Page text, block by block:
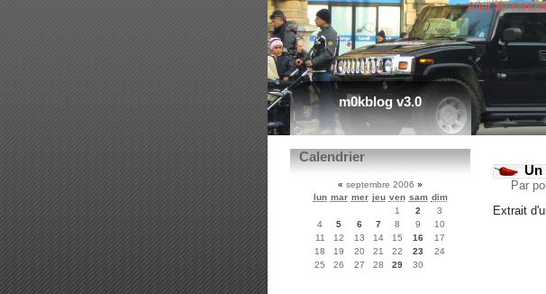
m0kblog v3.0
Aller au
Un
Par
Extrait
Calendrier
« septembre 2006 »
lun mar mer jeu ven sam dim
1
2
3
4
5 6 7 8 9
10
11
12 13 14 15 16
17
18
19 20 21 22 23
24
25
26 27 28 29 30